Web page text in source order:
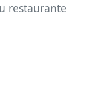
restaurante